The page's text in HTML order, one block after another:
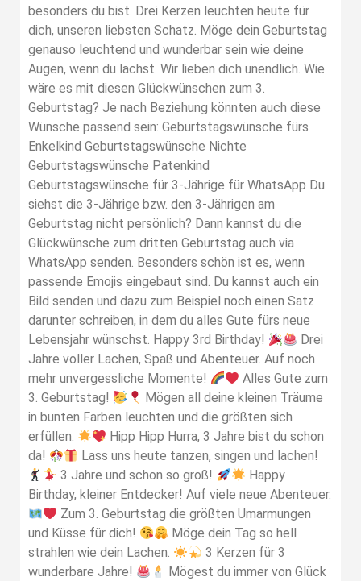
besonders du bist. Drei Kerzen leuchten heute für
dich, unseren liebsten Schatz. Möge dein Geburtstag
genauso leuchtend und wunderbar sein wie deine
Augen, wenn du lachst. Wir lieben dich unendlich. Wie
wäre es mit diesen Glückwünschen zum 3.
Geburtstag? Je nach Beziehung könnten auch diese
Wünsche passend sein: Geburtstagswünsche fürs
Enkelkind Geburtstagswünsche Nichte
Geburtstagswünsche Patenkind
Geburtstagswünsche für 3-Jährige für WhatsApp Du
siehst die 3-Jährige bzw. den 3-Jährigen am
Geburtstag nicht persönlich? Dann kannst du die
Glückwünsche zum dritten Geburtstag auch via
WhatsApp senden. Besonders schön ist es, wenn
passende Emojis eingebaut sind. Du kannst auch ein
Bild senden und dazu zum Beispiel noch einen Satz
darunter schreiben, in dem du alles Gute fürs neue
Lebensjahr wünschst. Happy 3rd Birthday!
Drei
Jahre voller Lachen, Spaß und Abenteuer. Auf noch
mehr unvergessliche Momente!
Alles Gute zum
3. Geburtstag!
Mögen all deine kleinen Träume
in bunten Farben leuchten und die größten sich
erfüllen.
Hipp Hipp Hurra, 3 Jahre bist du schon
da!
Lass uns heute tanzen, singen und lachen!
3 Jahre und schon so groß!
Happy
Birthday, kleiner Entdecker! Auf viele neue Abenteuer.
Zum 3. Geburtstag die größten Umarmungen
und Küsse für dich!
Möge dein Tag so hell
strahlen wie dein Lachen.
3 Kerzen für 3
wunderbare Jahre!
Mögest du immer von Glück